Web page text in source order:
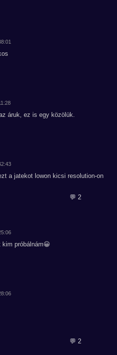
áruk, ez is egy közölük.
a jatekot lowon kicsi resolution-on
💬 2
próbálnám😀
💬 2